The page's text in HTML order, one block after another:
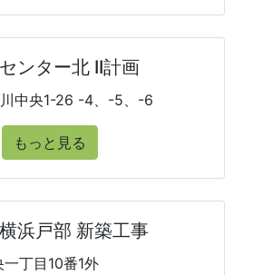
ンター北 II計画
中央1-26 -4、-5、-6
もっと見る
浜戸部 新築工事
丁目10番1外